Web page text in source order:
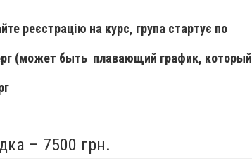
реєстрацію на курс, група стартує по
(может быть плавающий график, который
– 7500 грн.